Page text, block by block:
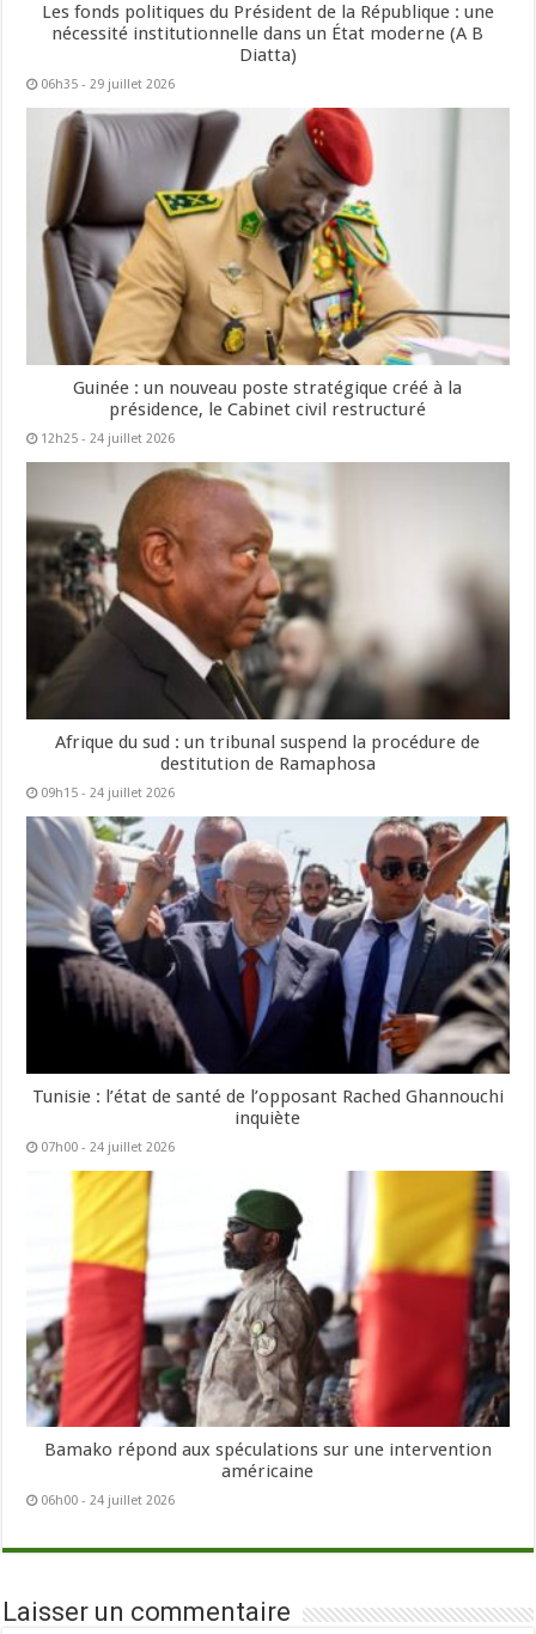
Les fonds politiques du Président de la République : une
nécessité institutionnelle dans un État moderne (A B
Diatta)
06h35 - 29 juillet 2026
Guinée : un nouveau poste stratégique créé à la
présidence, le Cabinet civil restructuré
12h25 - 24 juillet 2026
Afrique du sud : un tribunal suspend la procédure de
destitution de Ramaphosa
09h15 - 24 juillet 2026
Tunisie : l’état de santé de l’opposant Rached Ghannouchi
inquiète
07h00 - 24 juillet 2026
Bamako répond aux spéculations sur une intervention
américaine
06h00 - 24 juillet 2026
Laisser un commentaire